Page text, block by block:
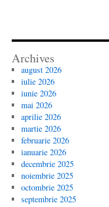
Archives
august 2026
iulie 2026
iunie 2026
mai 2026
aprilie 2026
martie 2026
februarie 2026
ianuarie 2026
decembrie 2025
noiembrie 2025
octombrie 2025
septembrie 2025